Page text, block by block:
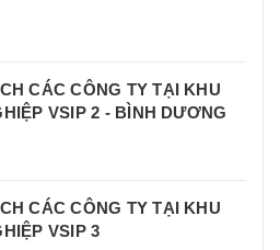
CÁC CÔNG TY TẠI KHU
VSIP 2 - BÌNH DƯƠNG
CÁC CÔNG TY TẠI KHU
VSIP 3